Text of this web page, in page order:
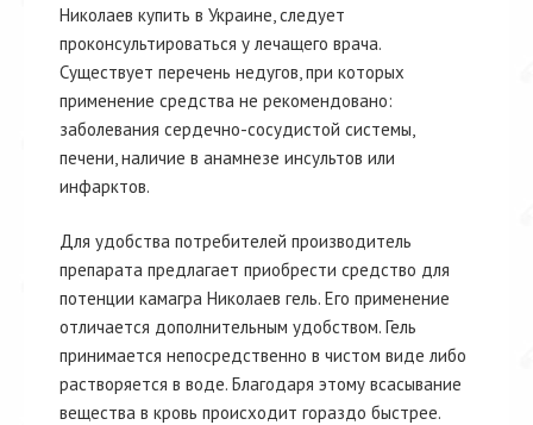
Николаев купить в Украине, следует
проконсультироваться у лечащего врача.
Существует перечень недугов, при которых
применение средства не рекомендовано:
заболевания сердечно-сосудистой системы,
печени, наличие в анамнезе инсультов или
инфарктов.
Для удобства потребителей производитель
препарата предлагает приобрести средство для
потенции камагра Николаев гель. Его применение
отличается дополнительным удобством. Гель
принимается непосредственно в чистом виде либо
растворяется в воде. Благодаря этому всасывание
вещества в кровь происходит гораздо быстрее.